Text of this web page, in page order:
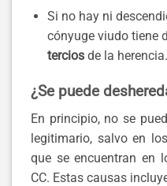
Si no hay ni
cónyuge viudo tiene
terciosde la herencia.
¿Se puede
En principio, no se
legitimario, salvo en
que se encuentran en
CC. Estas causas